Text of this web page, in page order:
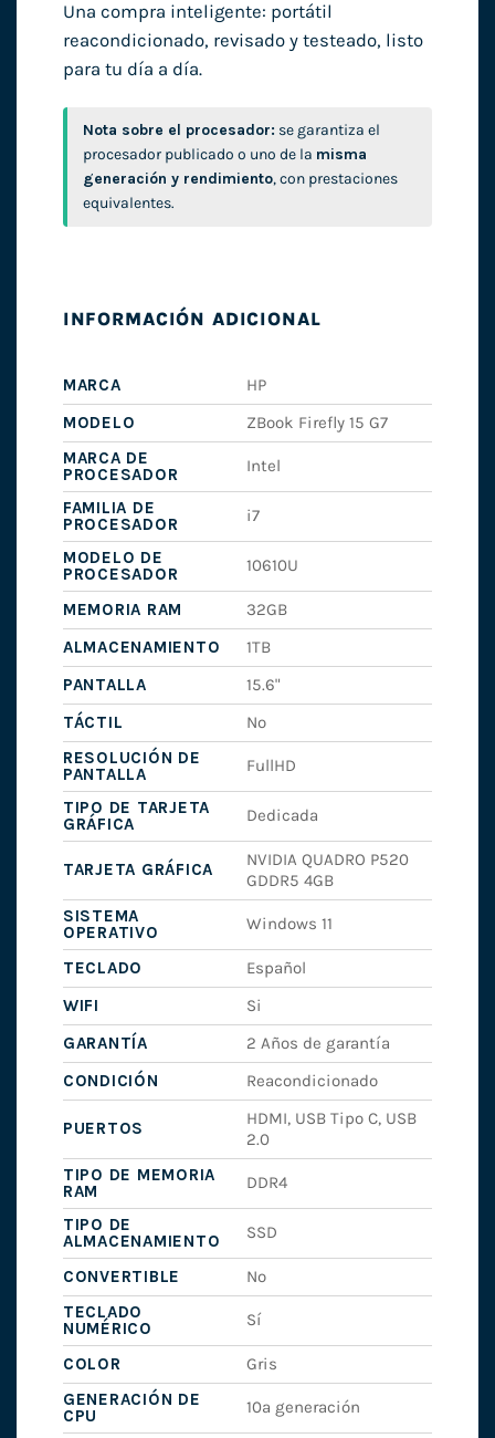
Una compra inteligente: portátil
reacondicionado, revisado y testeado, listo
para tu día a día.
Nota sobre el procesador: se garantiza el
procesador publicado o uno de la misma
generación y rendimiento, con prestaciones
equivalentes.
INFORMACIÓN ADICIONAL
MARCA
HP
MODELO
ZBook Firefly 15 G7
MARCA DE
PROCESADOR
Intel
FAMILIA DE
PROCESADOR
i7
MODELO DE
PROCESADOR
10610U
MEMORIA RAM
32GB
ALMACENAMIENTO
1TB
PANTALLA
15.6"
TÁCTIL
No
RESOLUCIÓN DE
PANTALLA
FullHD
TIPO DE TARJETA
GRÁFICA
Dedicada
TARJETA GRÁFICA
NVIDIA QUADRO P520
GDDR5 4GB
SISTEMA
OPERATIVO
Windows 11
TECLADO
Español
WIFI
Si
GARANTÍA
2 Años de garantía
CONDICIÓN
Reacondicionado
PUERTOS
HDMI, USB Tipo C, USB
2.0
TIPO DE MEMORIA
RAM
DDR4
TIPO DE
ALMACENAMIENTO
SSD
CONVERTIBLE
No
TECLADO
NUMÉRICO
Sí
COLOR
Gris
GENERACIÓN DE
CPU
10ª generación